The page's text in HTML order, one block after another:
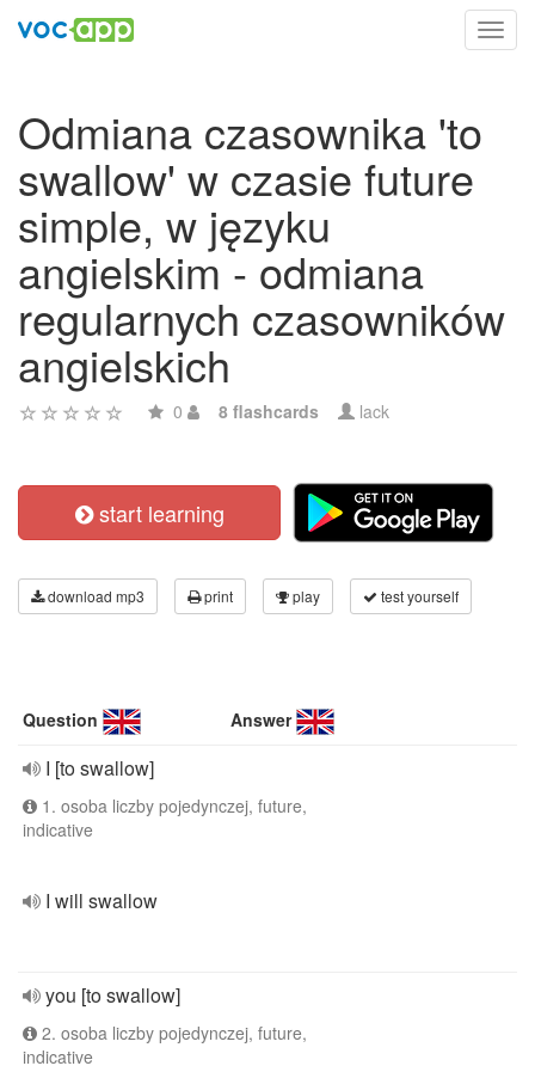
Odmiana czasownika 'to
swallow' w czasie future
simple, w języku
angielskim - odmiana
regularnych czasowników
angielskich
0 8 flashcards lack
start learning
download mp3 print play test yourself
Question Answer
I [to swallow]
1. osoba liczby pojedynczej, future,
indicative
I will swallow
you [to swallow]
2. osoba liczby pojedynczej, future,
indicative